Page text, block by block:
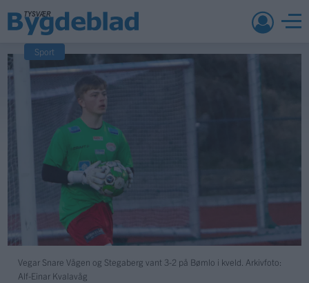
Vegar Snare Vågen og Stegaberg vant 3-2 på Bømlo i kveld. Arkivfoto:
Alf-Einar Kvalavåg
Sport